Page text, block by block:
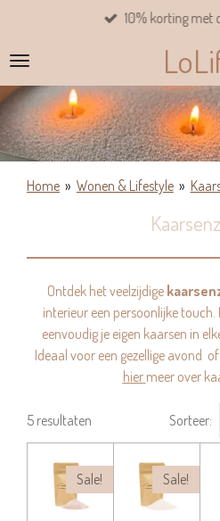
naar
de
hoofdinhoud
10% korting met
Home » Wonen & Lifestyle »
Ontdek het veelzijdige
interieur een persoonlijke touch.
eenvoudig je eigen kaarsen in
Ideaal voor een gezellige avond
hier meer over
5 resultaten Sorteer:
Sale! Sale!